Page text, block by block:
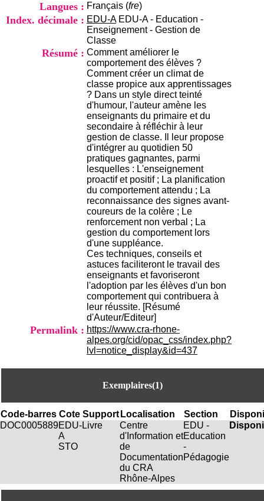
Langues : Français (fre)
Index. décimale : EDU-A EDU-A - Education -
Enseignement - Gestion de
Classe
Résumé : Comment améliorer le
comportement des élèves ?
Comment créer un climat de
classe propice aux apprentissages
? Dans un style direct teinté
d'humour, l'auteur amène les
enseignants du primaire et du
secondaire à réfléchir à leur
gestion de classe. Il leur propose
d'intégrer au quotidien 50
pratiques gagnantes, parmi
lesquelles : L'enseignement
proactif et positif ; La planification
du comportement attendu ; La
reconnaissance des signes avant-
coureurs de la colère ; Le
renforcement non verbal ; La
gestion du comportement lors
d'une suppléance.
Ces techniques, conseils et
astuces faciliteront le travail des
enseignants et favoriseront
l'adoption par les élèves d'un bon
comportement qui contribuera à
leur réussite. [Résumé
d'Auteur/Editeur]
Permalink : https://www.cra-rhone-
alpes.org/cid/opac_css/index.php?
lvl=notice_display&id=437
Exemplaires(1)
Code-barres Cote Support Localisation Section
DOC0005889EDU-
A
STO
Livre
Centre
d'Information et
de
Documentation
du CRA
Rhône-Alpes
EDU -
Education
-
Pédagogie
d
u
C
R
A
R
h
ô
n
e
-
A
l
p
e
s
C
e
n
t
r
e
H
o
s
p
i
t
a
l
i
e
r
e
n
a
t
â